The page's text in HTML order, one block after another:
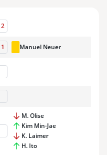
2
1 Manuel Neuer
M. Olise
Kim Min-Jae
K. Laimer
H. Ito